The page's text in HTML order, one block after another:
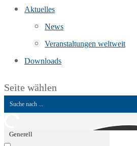
Aktuelles
News
Veranstaltungen weltweit
Downloads
Seite wählen
Generell